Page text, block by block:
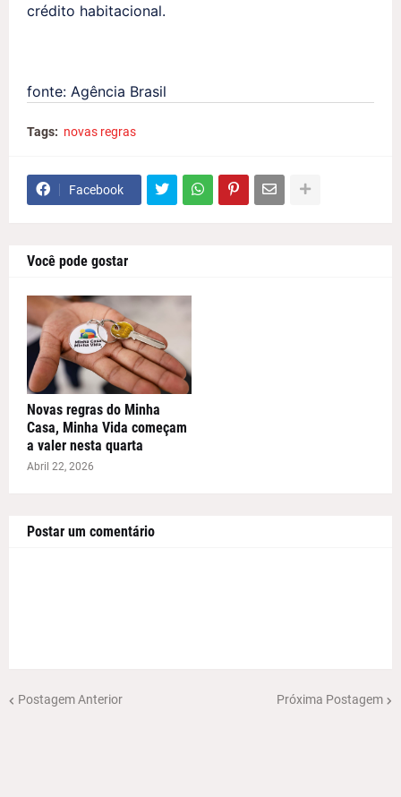
crédito habitacional.
fonte: Agência Brasil
Tags: novas regras
Facebook
Você pode gostar
Novas regras do Minha
Casa, Minha Vida começam
a valer nesta quarta
Abril 22, 2026
Postar um comentário
Postagem Anterior Próxima Postagem